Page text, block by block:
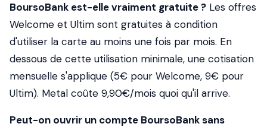
BoursoBank est-elle vraiment gratuite ? Les offres
Welcome et Ultim sont gratuites à condition
d'utiliser la carte au moins une fois par mois. En
dessous de cette utilisation minimale, une cotisation
mensuelle s'applique (5€ pour Welcome, 9€ pour
Ultim). Metal coûte 9,90€/mois quoi qu'il arrive.
Peut-on ouvrir un compte BoursoBank sans